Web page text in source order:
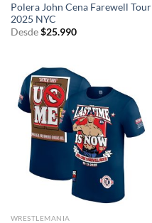
Polera John Cena Farewell Tour
2025 NYC
Desde $25.990
WRESTLEMANIA